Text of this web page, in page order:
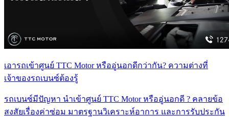
เอารถเข้าศูนย์ TTC Motor หรืออู่นอกดีกว่ากัน? ความต่างที่
เจ้าของรถเบนซ์ต้องรู้
รถเบนซ์มีปัญหา นำเข้าศูนย์ TTC Motor หรืออู่นอกดี ? คลายข้อ
สงสัยเรื่องค่าซ่อม มาตรฐานวิเคราะห์อาการ และการรับประกัน